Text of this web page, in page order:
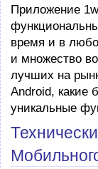
Приложение
время и в
и множество
лучших на
Android, какие
уникальные